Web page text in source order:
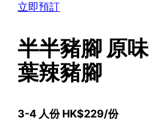
立即預訂
半半豬腳 原
葉辣豬腳
3-4 人份 HK$229/份